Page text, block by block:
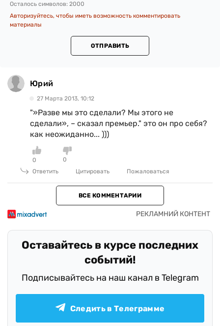
Осталось символов: 2000
Авторизуйтесь, чтобы иметь возможность комментировать
материалы
ОТПРАВИТЬ
Юрий
27 Марта 2013, 10:12
"»Разве мы это сделали? Мы этого не
сделали», – сказал премьер." это он про себя?
как неожиданно... )))
0
0
Ответить
Цитировать Пожаловаться
ВСЕ КОММЕНТАРИИ
Оставайтесь в курсе последних
событий!
Подписывайтесь на наш канал в Telegram
Следить в Телеграмме